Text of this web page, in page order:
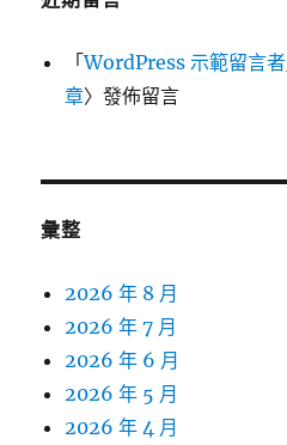
「WordPress 示範留言者
章〉發佈留言
彙整
2026 年 8 月
2026 年 7 月
2026 年 6 月
2026 年 5 月
2026 年 4 月